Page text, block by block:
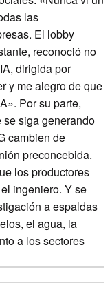
las
El lobby
reconoció no
dirigida por
y me alegro de que
Por su parte,
siga generando
cambien de
preconcebida.
los productores
ingeniero. Y se
a espaldas
el agua, la
a los sectores